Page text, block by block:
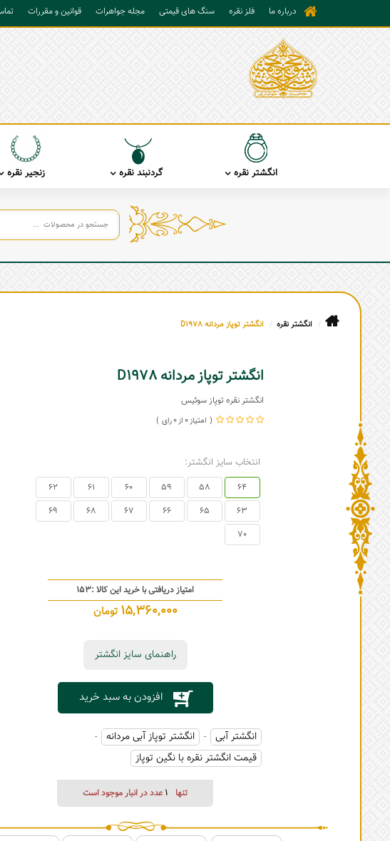
درباره ما فلز نقره سنگ های قیمتی مجله جواهرات قوانین و مقررات
انگشتر نقره گردنبند نقره زنجیر نقره
انگشتر نقره انگشتر توپاز مردانه D1978
انگشتر توپاز مردانه D1978
انگشتر نقره توپاز سوئیس
0
0
انتخاب سایز انگشتر:
64
58
59
60
61
62
63
65
66
67
68
69
70
امتیاز دریافتی با خرید این کالا :153
15,360,000 تومان
راهنمای سایز انگشتر
افزودن به سبد خرید
انگشتر آبی - انگشتر توپاز آبی مردانه -
قیمت انگشتر نقره با نگین توپاز
تنها 1 عدد در انبار موجود است